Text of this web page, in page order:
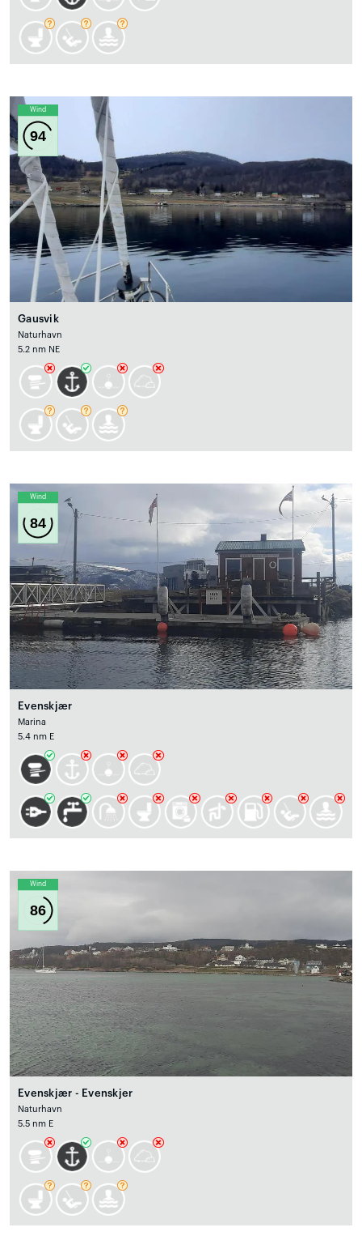
Wind
94
Gausvik
Naturhavn
5.2 nm NE
Wind
84
Evenskjær
Marina
5.4 nm E
Wind
86
Evenskjær - Evenskjer
Naturhavn
5.5 nm E